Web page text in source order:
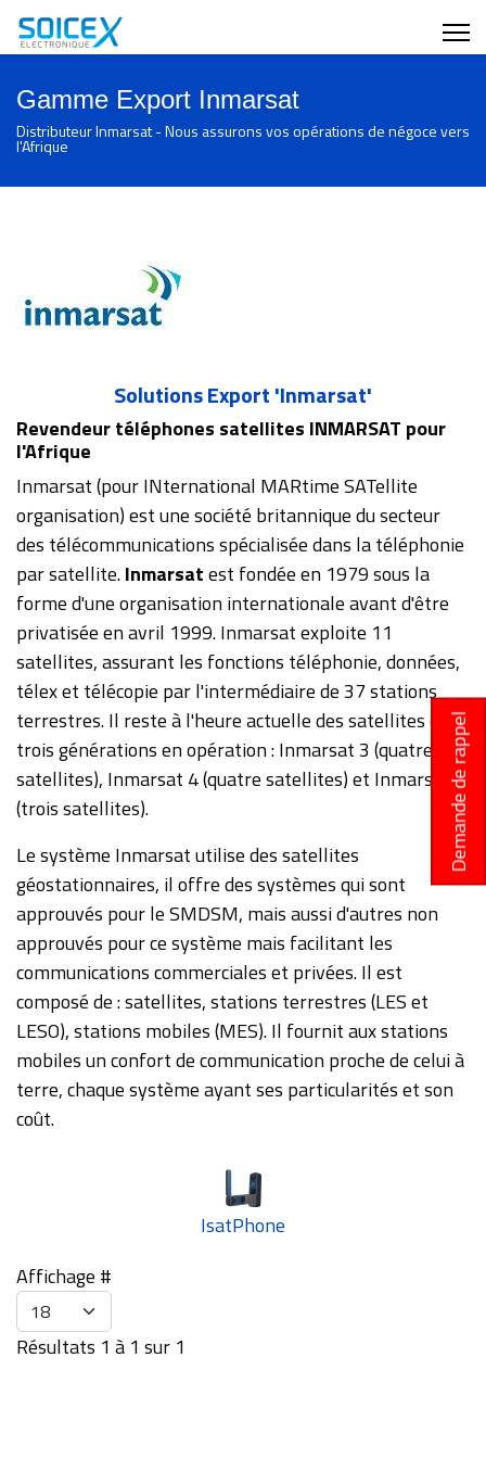
Gamme Export Inmarsat
Distributeur Inmarsat - Nous assurons vos opérations de négoce vers
l'Afrique
Solutions Export 'Inmarsat'
Revendeur téléphones satellites INMARSAT pour
l'Afrique
Inmarsat (pour INternational MARtime SATellite
organisation) est une société britannique du secteur
des télécommunications spécialisée dans la téléphonie
par satellite.Inmarsatest fondée en 1979 sous la
forme d'une organisation internationale avant d'être
privatisée en avril 1999. Inmarsat exploite 11
satellites, assurant les fonctions téléphonie, données,
télex et télécopie par l'intermédiaire de 37 stations
terrestres. Il reste à l'heure actuelle des satellites de
trois générations en opération : Inmarsat 3 (quatre
satellites), Inmarsat 4 (quatre satellites) et Inmarsat 5
(trois satellites).
Le système Inmarsat utilise des satellites
géostationnaires, il offre des systèmes qui sont
approuvés pour le SMDSM, mais aussi d'autres non
approuvés pour ce système mais facilitant les
communications commerciales et privées. Il est
composé de : satellites, stations terrestres (LES et
LESO), stations mobiles (MES). Il fournit aux stations
mobiles un confort de communication proche de celui à
terre, chaque système ayant ses particularités et son
coût.
IsatPhone
Affichage #
Résultats 1 à 1 sur 1
Demande de rappel